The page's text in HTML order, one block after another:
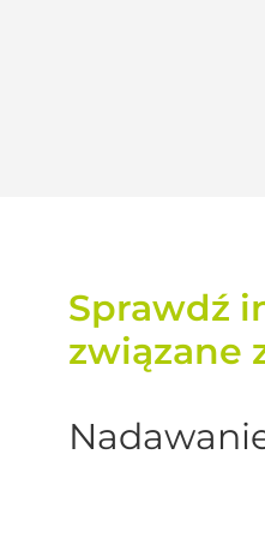
Sprawdź
związane